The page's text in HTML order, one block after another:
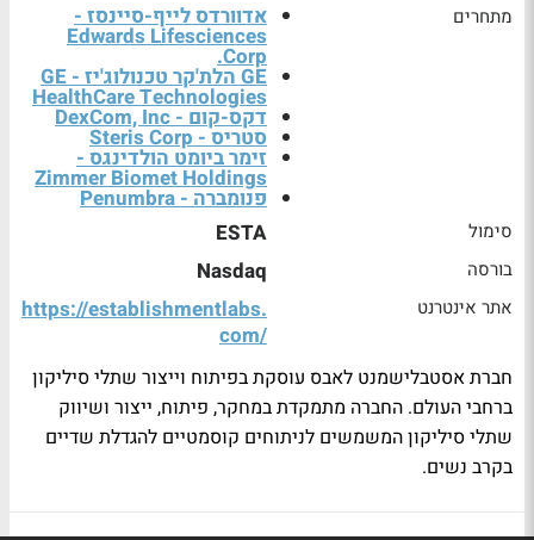
מתחרים אדוורדס לייף-סיינסז -
Edwards Lifesciences
Corp.
GE הלת'קר טכנולוג'יז - GE
HealthCare Technologies
דקס-קום - DexCom, Inc
סטריס - Steris Corp
זימר ביומט הולדינגס -
Zimmer Biomet Holdings
פנומברה - Penumbra
סימול ESTA
בורסה Nasdaq
אתר אינטרנט
https://establishmentlabs.
com/
חברת אסטבלישמנט לאבס עוסקת בפיתוח וייצור שתלי סיליקון
ברחבי העולם. החברה מתמקדת במחקר, פיתוח, ייצור ושיווק
שתלי סיליקון המשמשים לניתוחים קוסמטיים להגדלת שדיים
בקרב נשים.